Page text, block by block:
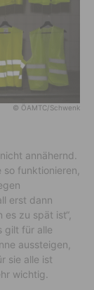
© ÖAMTC/Schwenk
annähernd.
so funktionieren,
erst dann
zu spät ist“,
gilt für alle
aussteigen,
sie alle ist
wichtig.